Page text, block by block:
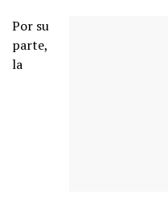
Por su
parte,
la